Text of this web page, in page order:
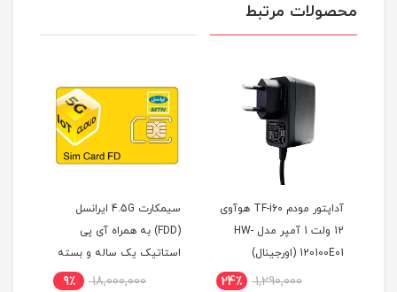
محصولات مرتبط
سیمکارت 4.5G ایرانسل
(FDD) به همراه آی پی
استاتیک یک ساله و بسته
اینترنت 500 گیگ یک ساله
18,000,000 9٪
سیم کارت رایتل مخصوص
مودم با بسته 100 گیگ
اینترنت سه ماهه
2,640,000 11٪